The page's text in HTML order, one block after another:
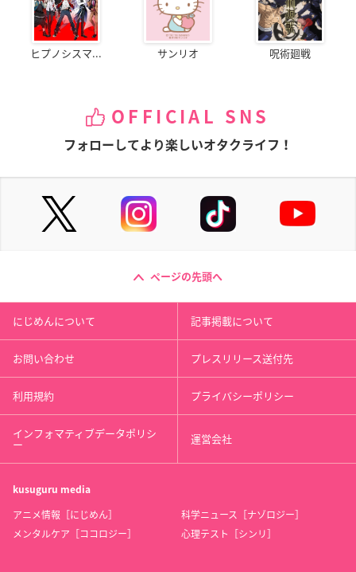
ヒプノシスマ... サンリオ 呪術廻戦
OFFICIAL SNS
フォローしてより楽しいオタクライフ！
ページの先頭へ
にじめんについて 記事掲載について
お問い合わせ プレスリリース送付先
利用規約 プライバシーポリシー
インフォマティブデータポリシ
ー 運営会社
kusuguru media
アニメ情報［にじめん］
科学ニュース［ナゾロジー］
メンタルケア［ココロジー］
心理テスト［シンリ］